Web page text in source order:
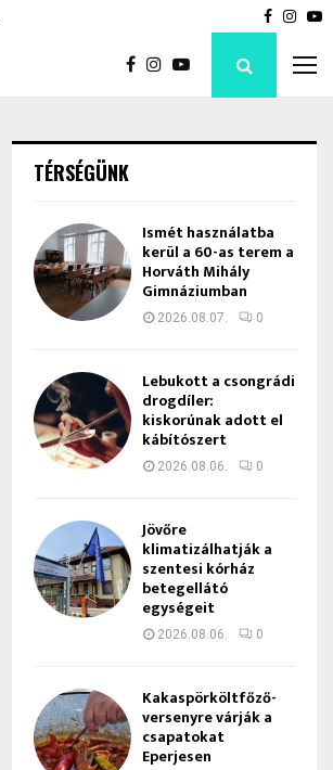
Bod
TÉRSÉGÜNK
Ismét használatba
kerül a 60-as terem a
Horváth Mihály
Gimnáziumban
2026.08.07. 0
Lebukott a csongrádi
drogdíler:
kiskorúnak adott el
kábítószert
2026.08.06. 0
Jövőre
klimatizálhatják a
szentesi kórház
betegellátó
egységeit
2026.08.06. 0
Kakaspörköltfőző-
versenyre várják a
csapatokat
Eperjesen